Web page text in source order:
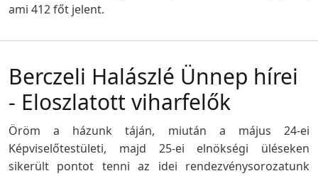
ami 412 főt jelent.
Berczeli Halászlé Ünnep hírei
- Eloszlatott viharfelők
Öröm a házunk táján, miután a május 24-ei
Képviselőtestületi, majd 25-ei elnökségi üléseken
sikerült pontot tenni az idei rendezvénysorozatunk